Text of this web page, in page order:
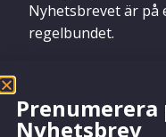
Nyhetsbrevet är på
regelbundet.
Prenumerera
Nyhetsbrev